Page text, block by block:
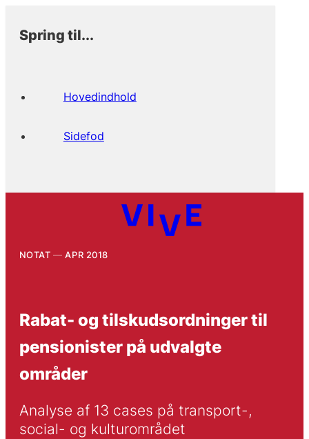
Spring til...
Hovedindhold
Sidefod
NOTAT APR 2018
Rabat- og tilskudsordninger til
pensionister på udvalgte
områder
Analyse af 13 cases på transport-,
social- og kulturområdet